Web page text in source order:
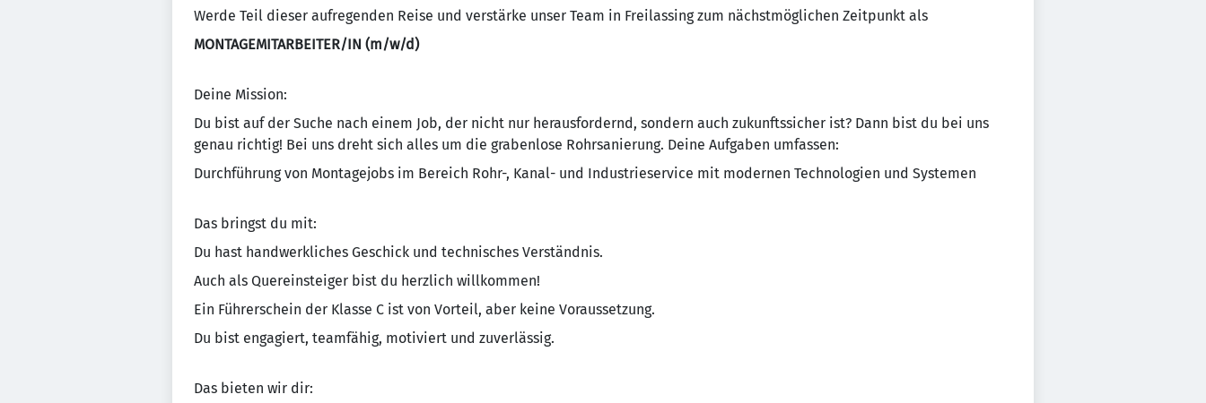
Werde Teil dieser aufregenden Reise und verstärke unser Team in Freilassing zum nächstmöglichen Zeitpunkt als
MONTAGEMITARBEITER/IN (m/w/d)
Deine Mission:
Du bist auf der Suche nach einem Job, der nicht nur herausfordernd, sondern auch zukunftssicher ist? Dann bist du bei uns
genau richtig! Bei uns dreht sich alles um die grabenlose Rohrsanierung. Deine Aufgaben umfassen:
Durchführung von Montagejobs im Bereich Rohr-, Kanal- und Industrieservice mit modernen Technologien und Systemen
Das bringst du mit:
Du hast handwerkliches Geschick und technisches Verständnis.
Auch als Quereinsteiger bist du herzlich willkommen!
Ein Führerschein der Klasse C ist von Vorteil, aber keine Voraussetzung.
Du bist engagiert, teamfähig, motiviert und zuverlässig.
Das bieten wir dir: